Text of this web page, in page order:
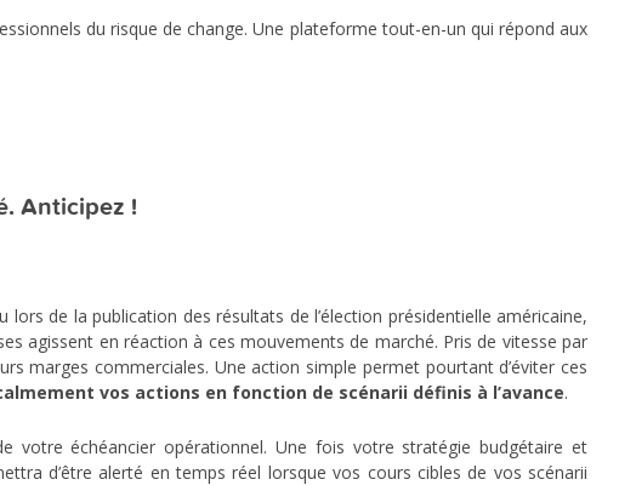
du risque de change. Une plateforme tout-en-un qui répond aux
Anticipez !
de la publication des résultats de l’élection présidentielle américaine,
agissent en réaction à ces mouvements de marché. Pris de vitesse par
marges commerciales. Une action simple permet pourtant d’éviter ces
vos actions en fonction de scénarii définis à l’avance.
votre échéancier opérationnel. Une fois votre stratégie budgétaire et
d’être alerté en temps réel lorsque vos cours cibles de vos scénarii